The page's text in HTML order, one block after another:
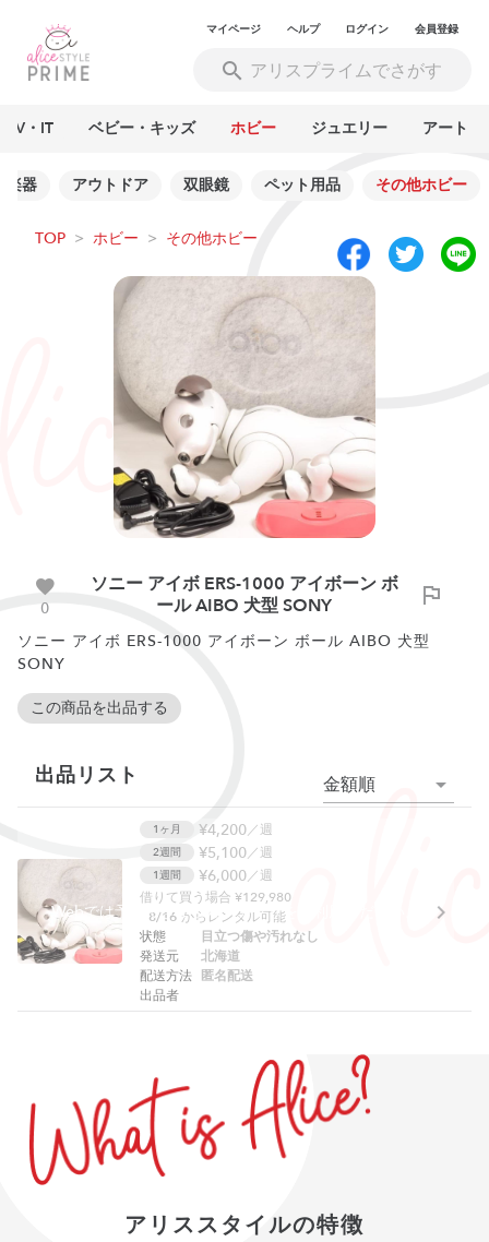
マイページ ヘルプ ログイン 会員登録
AV・IT ベビー・キッズ ホビー ジュエリー アート
楽器 アウトドア 双眼鏡 ペット用品 その他ホビー
TOP > ホビー > その他ホビー
0
ソニー アイボ ERS-1000 アイボーン ボ
ール AIBO 犬型 SONY
ソニー アイボ ERS-1000 アイボーン ボール AIBO 犬型
SONY
この商品を出品する
出品リスト 金額順
Webでは予約できません。アプリをご利用ください。
1ヶ月 ¥4,200／週
2週間 ¥5,100／週
1週間 ¥6,000／週
借りて買う場合 ¥129,980
8/16 からレンタル可能
状態
発送元
配送方法
出品者
目立つ傷や汚れなし
北海道
匿名配送
アリススタイルの特徴